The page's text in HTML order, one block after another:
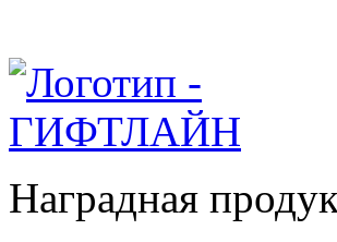
Наградная